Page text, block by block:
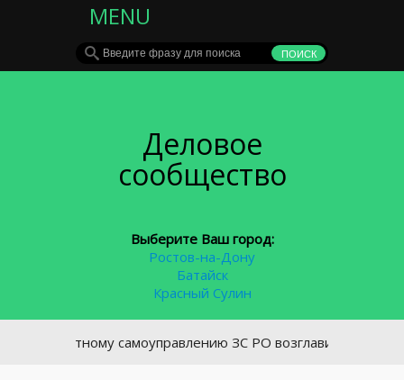
MENU
Деловое
сообщество
Выберите Ваш город:
Ростов-на-Дону
Батайск
Красный Сулин
самоуправлению ЗС РО возглавит Александр